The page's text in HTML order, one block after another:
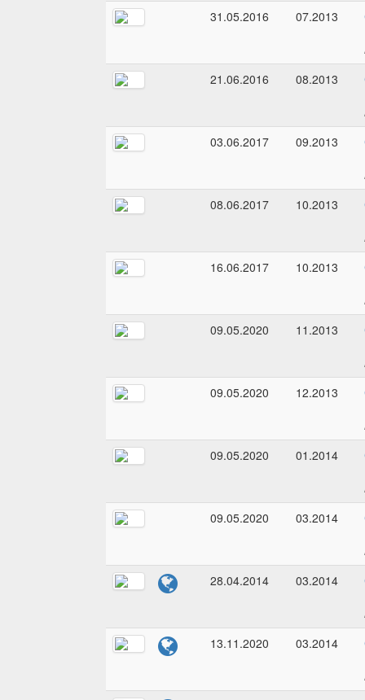
31.05.2016
07.2013
21.06.2016
08.2013
03.06.2017
09.2013
08.06.2017
10.2013
16.06.2017
10.2013
09.05.2020
11.2013
09.05.2020
12.2013
09.05.2020
01.2014
09.05.2020
03.2014
28.04.2014
03.2014
13.11.2020
03.2014